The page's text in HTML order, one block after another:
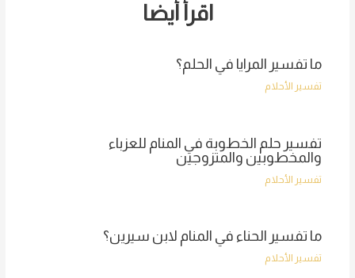
اقرأ أيضا
ما تفسير المرايا في الحلم؟
تفسير الأحلام
تفسير حلم الخطوبة في المنام للعزباء
والمخطوبين والمتزوجين
تفسير الأحلام
ما تفسير الحناء في المنام لابن سيرين؟
تفسير الأحلام